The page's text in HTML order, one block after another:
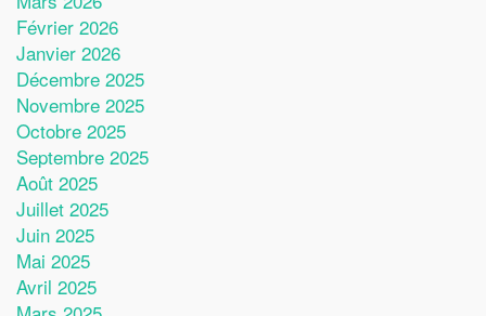
Février 2026
Janvier 2026
Décembre 2025
Novembre 2025
Octobre 2025
Septembre 2025
Août 2025
Juillet 2025
Juin 2025
Mai 2025
Avril 2025